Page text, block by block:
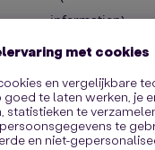
information).
met cookies
en vergelijkbare
te laten werken, je
statistieken te
te
en niet-